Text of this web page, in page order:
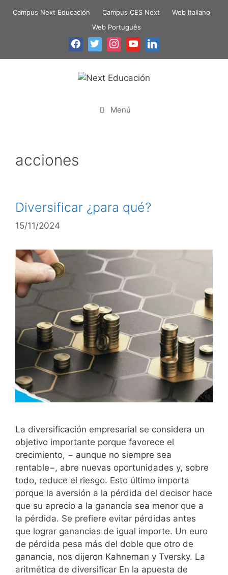
Campus Next Educación Campus CES Next
Web Italiano
Web Português
Menú
acciones
Diversificar ¿para qué?
15/11/2024
La diversificación empresarial se considera un
objetivo importante porque favorece el
crecimiento, − aunque no siempre sea
rentable−, abre nuevas oportunidades y, sobre
todo, reduce el riesgo. Esto último importa
porque la aversión a la pérdida del decisor hace
que su aprecio a la ganancia sea menor que a
la pérdida. Se prefiere evitar pérdidas antes
que lograr ganancias de igual importe. Un euro
de pérdida pesa más del doble que otro de
ganancia, nos dijeron Kahneman y Tversky. La
aritmética de diversificar En la apuesta de